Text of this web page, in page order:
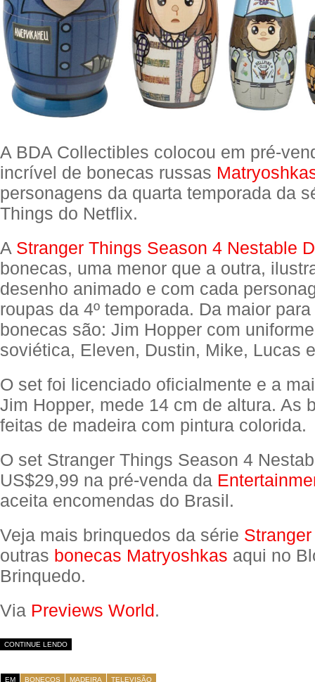
A BDA Collectibles colocou em pré-
incrível de bonecas russas
personagens da quarta temporada da
Things do Netflix.
A Stranger Things Season 4 Nestable
bonecas, uma menor que a outra,
desenho animado e com cada
roupas da 4º temporada. Da maior
bonecas são: Jim Hopper com
soviética, Eleven, Dustin, Mike, Lucas
O set foi licenciado oficialmente e a
Jim Hopper, mede 14 cm de altura. As
feitas de madeira com pintura colorida.
O set Stranger Things Season 4
US$29,99 na pré-venda da
aceita encomendas do Brasil.
Veja mais brinquedos da série
outras bonecas Matryoshkas aqui no
Brinquedo.
Via Previews World.
CONTINUE LENDO
EM BONECOS MADEIRA TELEVISÃO